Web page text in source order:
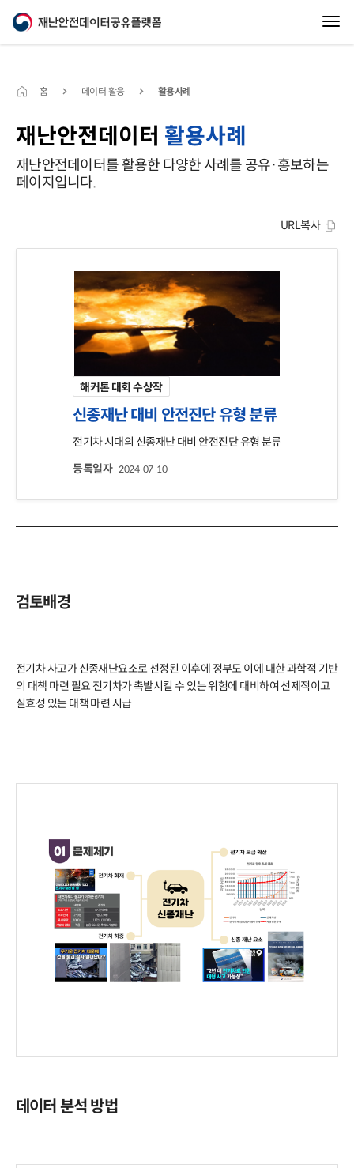
홈 데이터 활용 활용사례
재난안전데이터 활용사례
재난안전데이터를 활용한 다양한 사례를 공유·홍보하는
페이지입니다.
URL복사
해커톤 대회 수상작
신종재난 대비 안전진단 유형 분류
전기차 시대의 신종재난 대비 안전진단 유형 분류
등록일자 2024-07-10
검토배경
전기차 사고가 신종재난요소로 선정된 이후에 정부도 이에 대한 과학적 기반
의 대책 마련 필요 전기차가 촉발시킬 수 있는 위험에 대비하여 선제적이고
실효성 있는 대책 마련 시급
데이터 분석 방법